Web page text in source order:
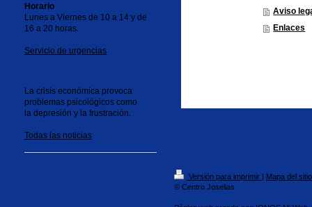
Aviso
Enlaces
Horario
Lunes a Viernes de 10 a 14 y de
16 a 20 horas.
Servicio de urgencias
La crisis económica provoca
problemas psicológicos como
la depresión y la frustración.
Todas las noticias
Versión para imprimir | Mapa del sitio
© Centro Joselias